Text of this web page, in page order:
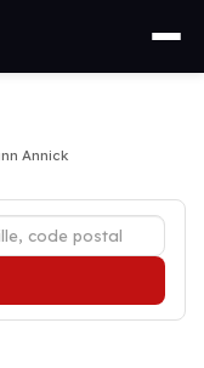
Annick